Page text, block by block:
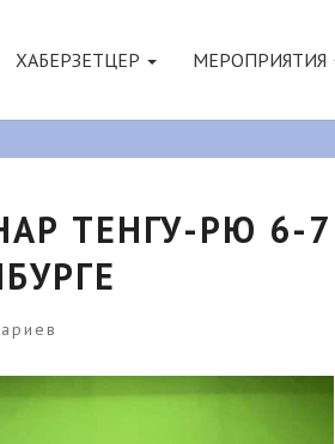
ХАБЕРЗЕТЦЕР МЕРОПРИЯТИЯ
ТЕНГУ-РЮ 6-7